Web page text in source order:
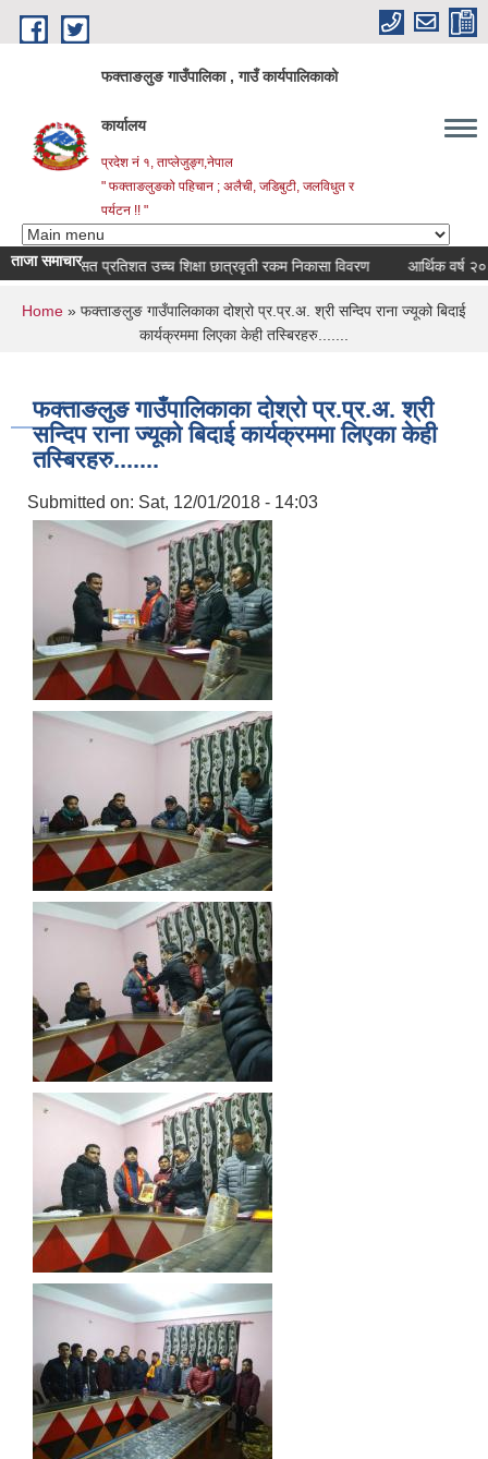
Skip to main content
फक्ताङलुङ गाउँपालिका , गाउँ कार्यपालिकाको
कार्यालय
प्रदेश नं १, ताप्लेजुङ्ग,नेपाल
" फक्ताङलुङको पहिचान ; अलैची, जडिबुटी, जलविधुत र
पर्यटन !! "
ताजा समाचारसत प्रतिशत उच्च शिक्षा छात्रवृती रकम निकासा विवरण आर्थिक वर्ष
You are here
Home » फक्ताङलुङ गाउँपालिकाका दोश्रो प्र.प्र.अ. श्री सन्दिप राना ज्यूको बिदाई
कार्यक्रममा लिएका केही तस्बिरहरु.......
फक्ताङलुङ गाउँपालिकाका दोश्रो प्र.प्र.अ. श्री
सन्दिप राना ज्यूको बिदाई कार्यक्रममा लिएका केही
तस्बिरहरु.......
Submitted on: Sat, 12/01/2018 - 14:03